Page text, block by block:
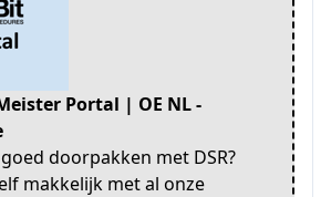
Portal | OE NL -
doorpakken met DSR?
makkelijk met al onze